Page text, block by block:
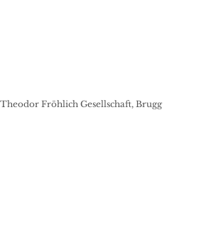
Fröhlich Gesellschaft, Brugg